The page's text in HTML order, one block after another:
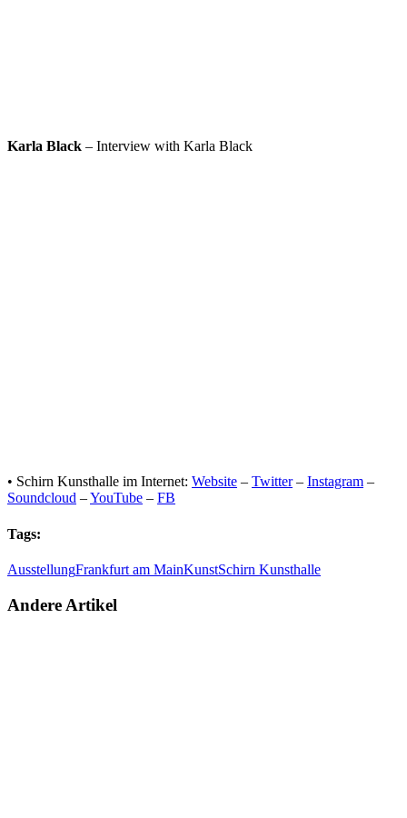
Karla Black – Interview with Karla Black
• Schirn Kunsthalle im Internet: Website – Twitter– Instagram –
Soundcloud –YouTube – FB
Tags:
AusstellungFrankfurt am MainKunstSchirn Kunsthalle
Andere Artikel